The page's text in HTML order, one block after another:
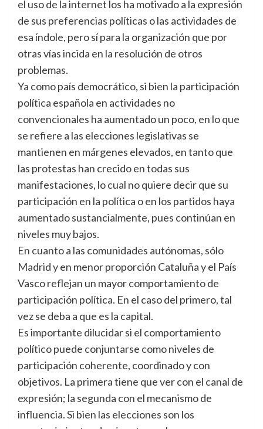
el uso de la internet los ha motivado a la expresión
de sus preferencias políticas o las actividades de
esa índole, pero sí para la organización que por
otras vías incida en la resolución de otros
problemas.
Ya como país democrático, si bien la participación
política española en actividades no
convencionales ha aumentado un poco, en lo que
se refiere a las elecciones legislativas se
mantienen en márgenes elevados, en tanto que
las protestas han crecido en todas sus
manifestaciones, lo cual no quiere decir que su
participación en la política o en los partidos haya
aumentado sustancialmente, pues continúan en
niveles muy bajos.
En cuanto a las comunidades autónomas, sólo
Madrid y en menor proporción Cataluña y el País
Vasco reflejan un mayor comportamiento de
participación política. En el caso del primero, tal
vez se deba a que es la capital.
Es importante dilucidar si el comportamiento
político puede conjuntarse como niveles de
participación coherente, coordinado y con
objetivos. La primera tiene que ver con el canal de
expresión; la segunda con el mecanismo de
influencia. Si bien las elecciones son los